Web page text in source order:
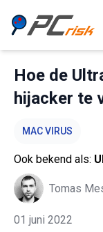
Hoe de
hijacker te
MAC VIRUS
Ook bekend als:
Tomas
01 juni 2022